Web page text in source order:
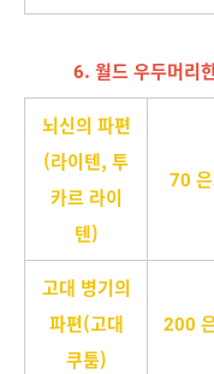
6. 월드 우두머리
뇌신의 파편
(라이텐, 투
카르 라이
텐)
70
고대 병기의
파편(고대
쿠툼)
200